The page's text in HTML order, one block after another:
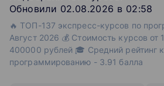
Обновили 02.08.2026 в 02:58
🔥 ТОП-137 экспресс-курсов по
Август 2026 💰 Стоимость курсов от
400000 рублей 🎓 Средний рейтинг
программированию - 3.91 балла